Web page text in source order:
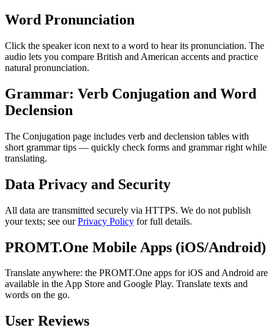
Word Pronunciation
Click the speaker icon next to a word to hear its pronunciation. The
audio lets you compare British and American accents and practice
natural pronunciation.
Grammar: Verb Conjugation and Word
Declension
The Conjugation page includes verb and declension tables with
short grammar tips — quickly check forms and grammar right while
translating.
Data Privacy and Security
All data are transmitted securely via HTTPS. We do not publish
your texts; see ourPrivacy Policy for full details.
PROMT.One Mobile Apps (iOS/Android)
Translate anywhere: the PROMT.One apps for iOS and Android are
available in the App Store and Google Play. Translate texts and
words on the go.
User Reviews